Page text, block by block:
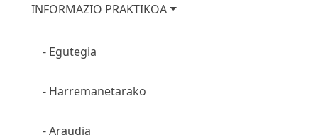
INFORMAZIO PRAKTIKOA
Egutegia
Harremanetarako
Araudia